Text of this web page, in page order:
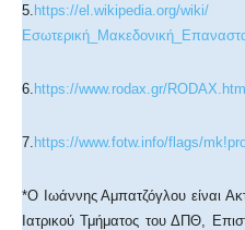
5. https://el.wikipedia.org/wiki/
6. https://www.rodax.gr/RODAX.htm
7. https://www.fotw.info/flags/
*Ο Ιωάννης Αμπατζόγλου είναι
Ιατρικού Τμήματος του ΔΠΘ,